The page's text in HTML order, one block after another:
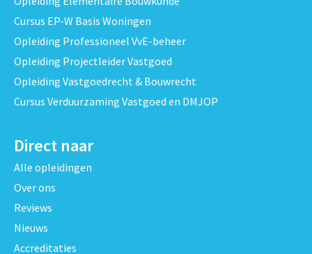
Cursus EP-W Basis Woningen
Opleiding Professioneel VvE-beheer
Opleiding Projectleider Vastgoed
Opleiding Vastgoedrecht & Bouwrecht
Cursus Verduurzaming Vastgoed en DMJOP
Direct naar
Alle opleidingen
Over ons
Reviews
Nieuws
Accreditaties